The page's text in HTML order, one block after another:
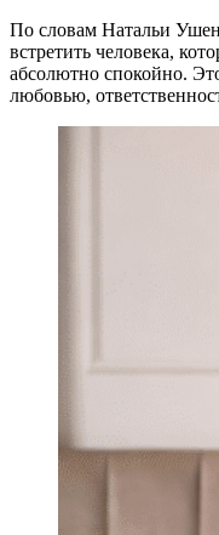
По словам Натальи
встретить человека,
абсолютно спокойно.
любовью,